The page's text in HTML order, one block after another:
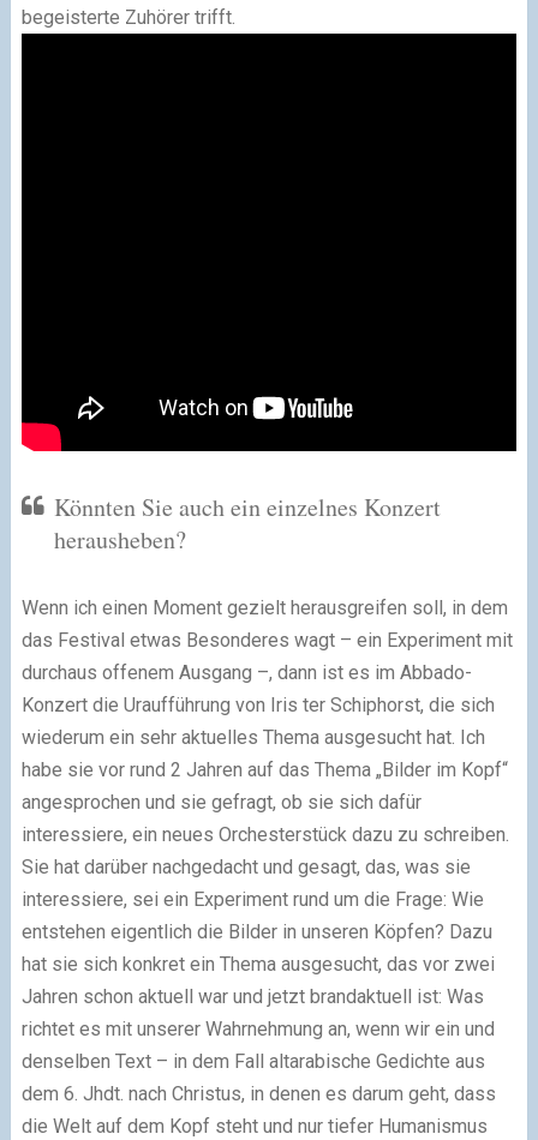
begeisterte Zuhörer trifft.
Könnten Sie auch ein einzelnes Konzert
herausheben?
Wenn ich einen Moment gezielt herausgreifen soll, in dem
das Festival etwas Besonderes wagt – ein Experiment mit
durchaus offenem Ausgang –, dann ist es im Abbado-
Konzert die Uraufführung von Iris ter Schiphorst, die sich
wiederum ein sehr aktuelles Thema ausgesucht hat. Ich
habe sie vor rund 2 Jahren auf das Thema „Bilder im Kopf“
angesprochen und sie gefragt, ob sie sich dafür
interessiere, ein neues Orchesterstück dazu zu schreiben.
Sie hat darüber nachgedacht und gesagt, das, was sie
interessiere, sei ein Experiment rund um die Frage: Wie
entstehen eigentlich die Bilder in unseren Köpfen? Dazu
hat sie sich konkret ein Thema ausgesucht, das vor zwei
Jahren schon aktuell war und jetzt brandaktuell ist: Was
richtet es mit unserer Wahrnehmung an, wenn wir ein und
denselben Text – in dem Fall altarabische Gedichte aus
dem 6. Jhdt. nach Christus, in denen es darum geht, dass
die Welt auf dem Kopf steht und nur tiefer Humanismus